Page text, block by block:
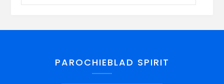
PAROCHIEBLAD SPIRIT